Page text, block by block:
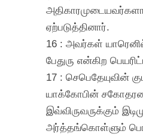
ஏற்படுத்தினார்.
16 : அவர்கள்
பேதுரு என்கிற
17 : செபெதேயுவின்
யாக்கோபின்
இவ்விருவருக்கும்
அர்த்தங்கொள்ளும்